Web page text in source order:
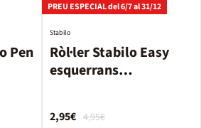
Pen
PREU ESPECIAL del 6/7 al 31/12
Ròl·ler Stabilo Easy
esquerrans
Stabilo
4,95€
2,95€